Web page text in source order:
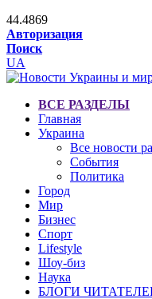
44.4869
Авторизация
Поиск
UA
ВСЕ РАЗДЕЛЫ
Главная
Украина
Все новости
События
Политика
Город
Мир
Бизнес
Спорт
Lifestyle
Шоу-биз
Наука
БЛОГИ